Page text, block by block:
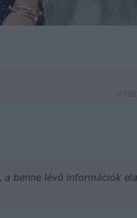
benne lévő információk